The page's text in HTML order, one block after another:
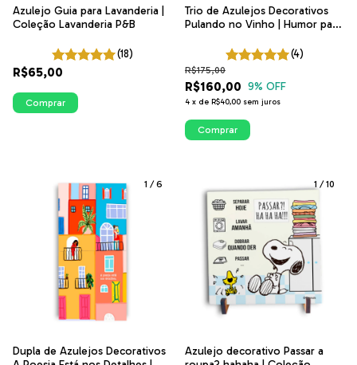
Azulejo Guia para Lavanderia |
Coleção Lavanderia P&B
(18)
R$65,00
Comprar
Trio de Azulejos Decorativos
Pulando no Vinho | Humor para
(4)
R$160,00
R$175,00
9% OFF
4 x de R$40,00 sem juros
Comprar
1 /6
Dupla de Azulejos Decorativos
1 /10
Azulejo decorativo Passar a